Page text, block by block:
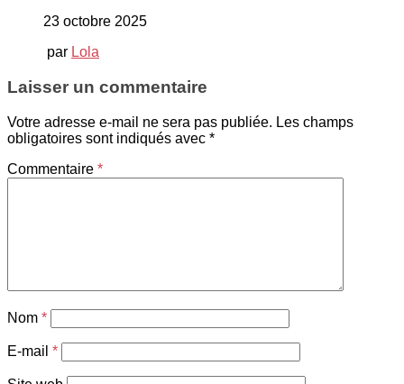
23 octobre 2025
par Lola
Laisser un commentaire
Votre adresse e-mail ne sera pas publiée. Les champs
obligatoires sont indiqués avec *
Commentaire *
Nom *
E-mail *